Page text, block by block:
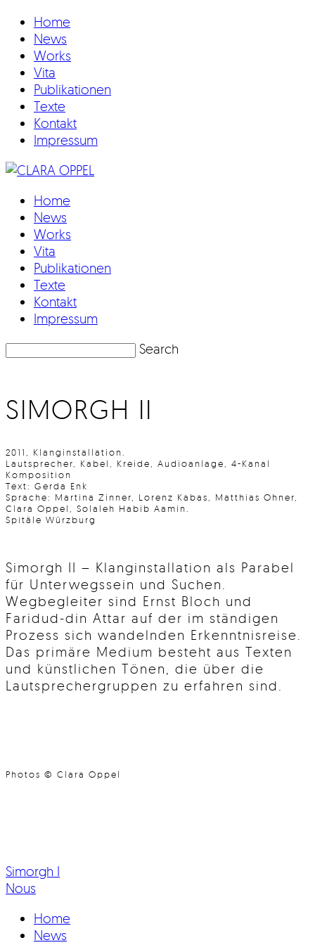
Home
News
Works
Vita
Publikationen
Texte
Kontakt
Impressum
Home
News
Works
Vita
Publikationen
Texte
Kontakt
Impressum
Search
SIMORGH II
2011, Klanginstallation.
Lautsprecher, Kabel, Kreide, Audioanlage, 4-Kanal
Komposition
Text: Gerda Enk
Sprache: Martina Zinner, Lorenz Kabas, Matthias Ohner,
Clara Oppel, Solaleh Habib Aamin.
Spitäle Würzburg
Simorgh II – Klanginstallation als Parabel
für Unterwegssein und Suchen.
Wegbegleiter sind Ernst Bloch und
Faridud-din Attar auf der im ständigen
Prozess sich wandelnden Erkenntnisreise.
Das primäre Medium besteht aus Texten
und künstlichen Tönen, die über die
Lautsprechergruppen zu erfahren sind.
Photos © Clara Oppel
Simorgh I
Nous
Home
News